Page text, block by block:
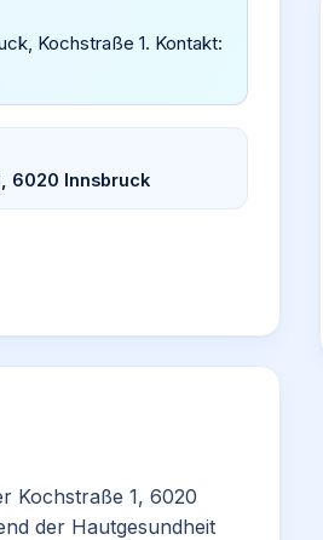
Kochstraße 1. Kontakt:
6020 Innsbruck
Kochstraße 1, 6020
der Hautgesundheit